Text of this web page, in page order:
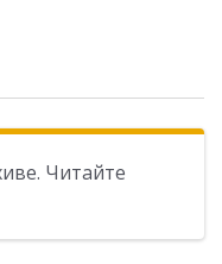
Читайте